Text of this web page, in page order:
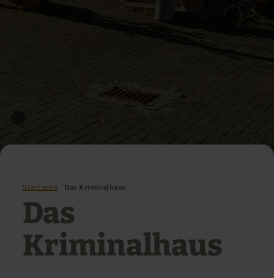
Startseite Das Kriminalhaus
Das
Kriminalhaus